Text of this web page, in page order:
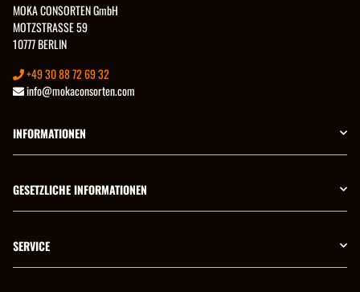
MOKA CONSORTEN GmbH
MOTZSTRASSE 59
10777 BERLIN
+49 30 88 72 69 32
info@mokaconsorten.com
INFORMATIONEN
GESETZLICHE INFORMATIONEN
SERVICE